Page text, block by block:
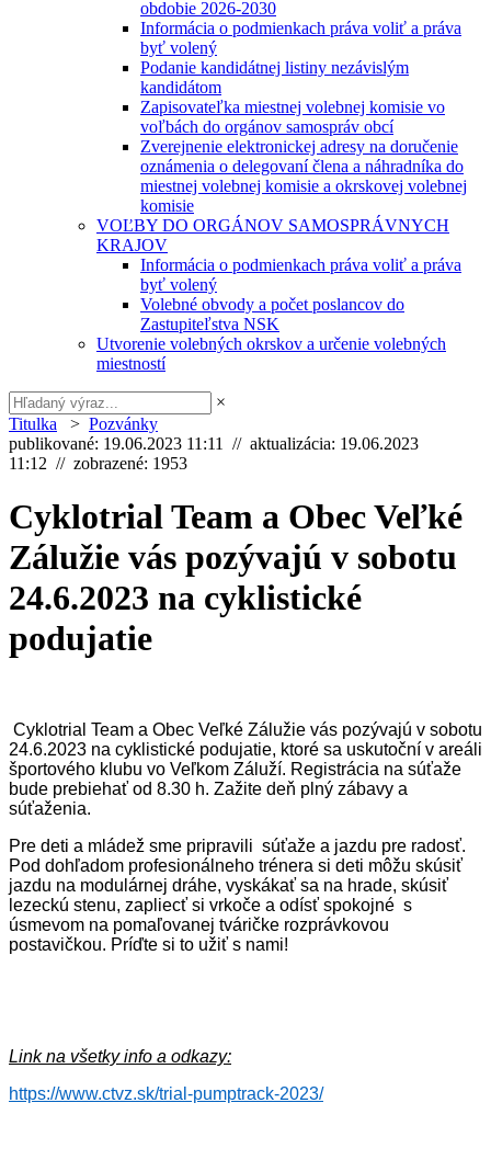
obdobie 2026-2030
Informácia o podmienkach práva voliť a práva
byť volený
Podanie kandidátnej listiny nezávislým
kandidátom
Zapisovateľka miestnej volebnej komisie vo
voľbách do orgánov samospráv obcí
Zverejnenie elektronickej adresy na doručenie
oznámenia o delegovaní člena a náhradníka do
miestnej volebnej komisie a okrskovej volebnej
komisie
VOĽBY DO ORGÁNOV SAMOSPRÁVNYCH
KRAJOV
Informácia o podmienkach práva voliť a práva
byť volený
Volebné obvody a počet poslancov do
Zastupiteľstva NSK
Utvorenie volebných okrskov a určenie volebných
miestností
×
Titulka > Pozvánky
publikované: 19.06.2023 11:11 // aktualizácia: 19.06.2023
11:12 // zobrazené: 1953
Cyklotrial Team a Obec Veľké
Zálužie vás pozývajú v sobotu
24.6.2023 na cyklistické
podujatie
Cyklotrial Team a Obec Veľké Zálužie vás pozývajú v sobotu
24.6.2023 na cyklistické podujatie, ktoré sa uskutoční v areáli
športového klubu vo Veľkom Záluží. Registrácia na súťaže
bude prebiehať od 8.30 h. Zažite deň plný zábavy a
súťaženia.
Pre deti a mládež sme pripravili súťaže a jazdu pre radosť.
Pod dohľadom profesionálneho trénera si deti môžu skúsiť
jazdu na modulárnej dráhe, vyskákať sa na hrade, skúsiť
lezeckú stenu, zapliecť si vrkoče a odísť spokojné s
úsmevom na pomaľovanej tváričke rozprávkovou
postavičkou. Príďte si to užiť s nami!
Link na všetky info a odkazy:
https://www.ctvz.sk/trial-pumptrack-2023/